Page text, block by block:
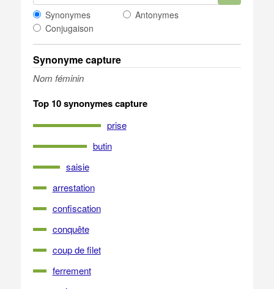
Synonymes
Antonymes
Conjugaison
Synonyme capture
Nom féminin
Top 10 synonymes capture
prise
butin
saisie
arrestation
confiscation
conquête
coup de filet
ferrement